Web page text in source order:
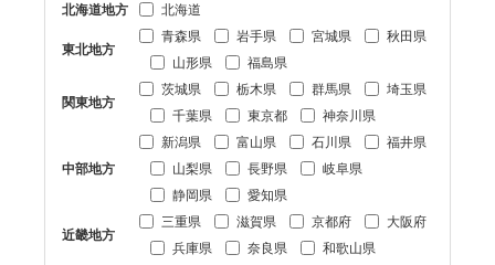
北海道地方
北海道
東北地方
青森県 岩手県 宮城県
秋田県
山形県
福島県
関東地方
茨城県 栃木県 群馬県
埼玉県
千葉県
東京都 神奈川県
中部地方
新潟県 富山県 石川県
福井県
山梨県
長野県
岐阜県
静岡県
愛知県
近畿地方
三重県 滋賀県 京都府
大阪府
兵庫県
奈良県 和歌山県